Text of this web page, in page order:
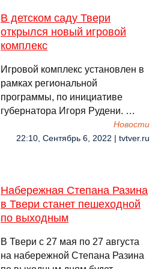
В детском саду Твери
открылся новый игровой
комплекс
Игровой комплекс установлен в
рамках региональной
программы, по инициативе
губернатора Игоря Рудени. …
Новости
22:10, Сентябрь 6, 2022 | tvtver.ru
Набережная Степана Разина
в Твери станет пешеходной
по выходным
В Твери с 27 мая по 27 августа
на набережной Степана Разина